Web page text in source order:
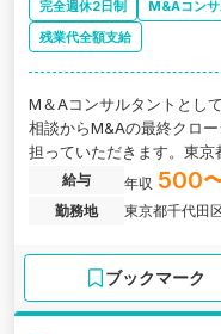
完全週休2日制 M&Aコンサ
残業代全額支給
M＆Aコンサルタントとし
相談からM&Aの最終クロ
担っていただきます。東
心のある方大歓迎のM&A
給与 年収 500
勤務地
東京都千代田
ブックマーク